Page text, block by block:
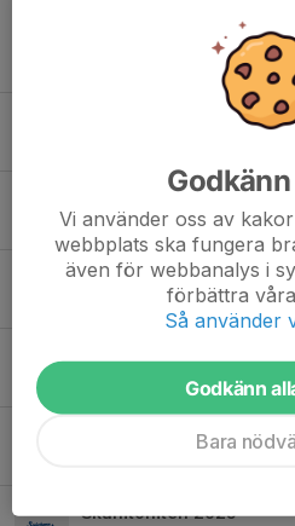
16 dec 2025 0
Vt-26
2 dec 2025 0
Drive in 🏓
0
Tack för helgen
Skumtomten 2025
Vi använder oss av
webbplats ska fungera
även för webbanalys i
förbättra
Så använder
Godkänn
Bara